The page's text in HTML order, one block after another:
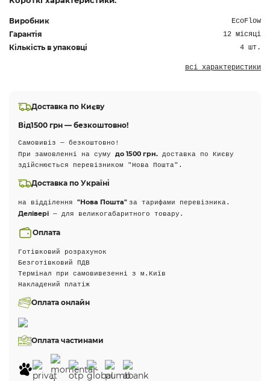
Виробник EcoFlow
Гарантія 12 місяці
Кількість в упаковці 4 шт.
всі характеристики
Доставка по Києву
Від1500 грн — безкоштовно!
Самовивіз — безкоштовно!
При замовленні на суму до 1500 грн. доставка по Києву
здійснюється перевізником "Нова Пошта".
Доставка по Україні
на відділення "Нова Пошта" за тарифами перевізника.
Делівері — для великогабаритного товару.
Оплата
Готівковий розрахунок
Безготівковий ПДВ
Термінал при самовивезенні з м.Київ
Накладений платіж
Оплата онлайн
Оплата частинами